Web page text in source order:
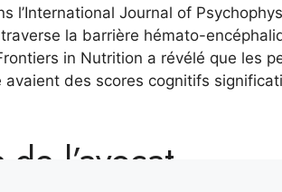
l’International Journal of
la barrière hémato-
in Nutrition a révélé que les
des scores cognitifs
l’avocat